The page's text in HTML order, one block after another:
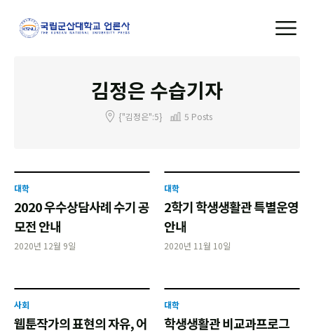
김정은 수습기자
{"김정은":5} 5 Posts
대학
2020 우수상담사례 수기 공
모전 안내
2020년 12월 9일
대학
2학기 학생생활관 특별운영
안내
2020년 11월 10일
사회
웹툰작가의 표현의 자유, 어
대학
학생생활관 비교과프로그